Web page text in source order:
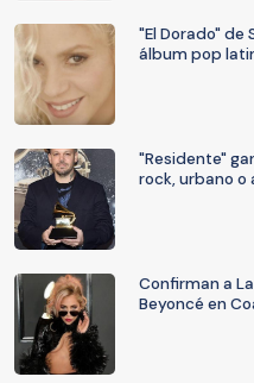
"El Dorado" de
álbum pop
"Residente"
rock, urbano o
Confirman a
Beyoncé en